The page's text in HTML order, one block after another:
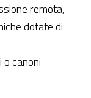
remota,
dotate di
canoni